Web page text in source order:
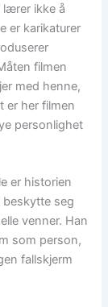
lærer ikke å
er karikaturer
filmen
med henne,
er her filmen
personlighet
er historien
seg
venner. Han
som person,
fallskjerm